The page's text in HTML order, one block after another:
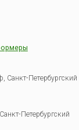
Санкт-Петербургский
Петербургский